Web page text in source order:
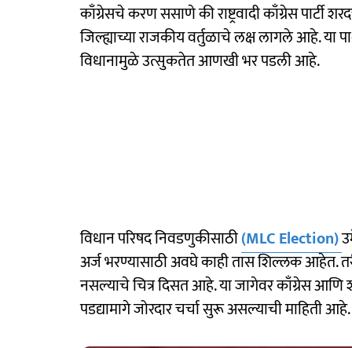
काँग्रेसचे करण ससाणे की राष्ट्रवादी काँग्रेस पार्टी
जिल्ह्याच्या राजकीय वर्तुळाचे लक्ष लागले आहे. या
विधानामुळे उत्सुकतेत आणखी भर पडली आहे.
विधान परिषद निवडणुकीसाठी(MLC Election)
अर्ज भरण्यासाठी अवघे काही तास शिल्लक आहेत.
नसल्याचे चित्र दिसत आहे. या जागेवर काँग्रेस आणि
पडद्यामागे जोरदार चर्चा सुरू असल्याची माहिती आहे.